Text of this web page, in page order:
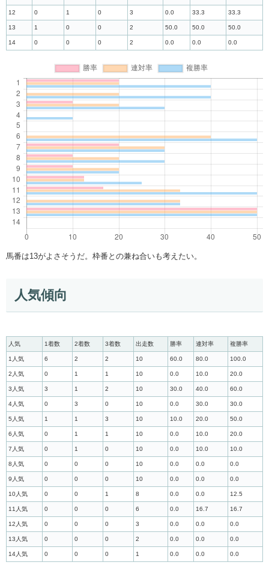
12 0 1 0 3 0.0 33.3 33.3
13 1 0 0 2 50.0 50.0 50.0
14 0 0 0 2 0.0 0.0 0.0
馬番は13がよさそうだ。枠番との兼ね合いも考えたい。
人気傾向
人気 1着数 2着数 3着数 出走数 勝率 連対率 複勝率
1人気 6 2 2 10 60.0 80.0 100.0
2人気 0 1 1 10 0.0 10.0 20.0
3人気 3 1 2 10 30.0 40.0 60.0
4人気 0 3 0 10 0.0 30.0 30.0
5人気 1 1 3 10 10.0 20.0 50.0
6人気 0 1 1 10 0.0 10.0 20.0
7人気 0 1 0 10 0.0 10.0 10.0
8人気 0 0 0 10 0.0 0.0 0.0
9人気 0 0 0 10 0.0 0.0 0.0
10人気 0 0 1 8 0.0 0.0 12.5
11人気 0 0 0 6 0.0 16.7 16.7
12人気 0 0 0 3 0.0 0.0 0.0
13人気 0 0 0 2 0.0 0.0 0.0
14人気 0 0 0 1 0.0 0.0 0.0